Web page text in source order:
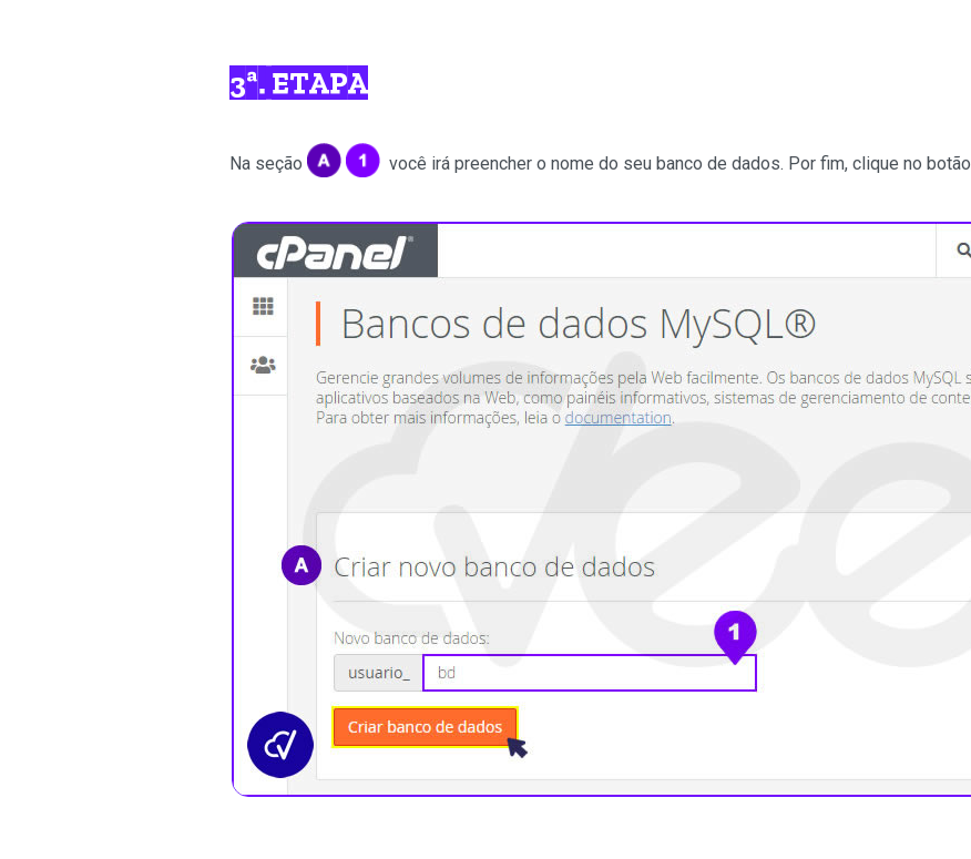
3ª. ETAPA
Na seção você irá preencher o nome do seu banco de dados. Por fim, clique no botão